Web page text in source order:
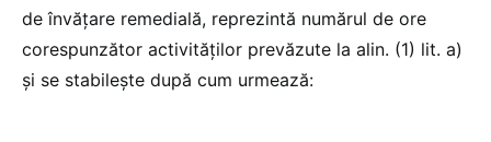
de învățare remedială, reprezintă numărul de ore
corespunzător activităților prevăzute la alin. (1) lit. a)
și se stabilește după cum urmează: